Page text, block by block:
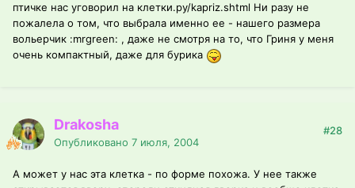
птичке нас уговорил на клетки.ру/kapriz.shtml Ни разу не
пожалела о том, что выбрала именно ее - нашего размера
вольерчик :mrgreen: , даже не смотря на то, что Гриня у меня
очень компактный, даже для бурика
Drakosha
Опубликовано 7 июля, 2004
#28
А может у нас эта клетка - по форме похожа. У нее также